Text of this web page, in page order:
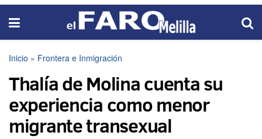
Inicio » Frontera e Inmigración
Thalía de Molina cuenta su
experiencia como menor
migrante transexual